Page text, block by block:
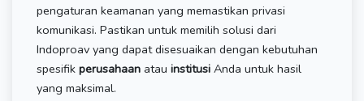
pengaturan keamanan yang memastikan privasi
komunikasi. Pastikan untuk memilih solusi dari
Indoproav yang dapat disesuaikan dengan kebutuhan
spesifik perusahaan atau institusi Anda untuk hasil
yang maksimal.